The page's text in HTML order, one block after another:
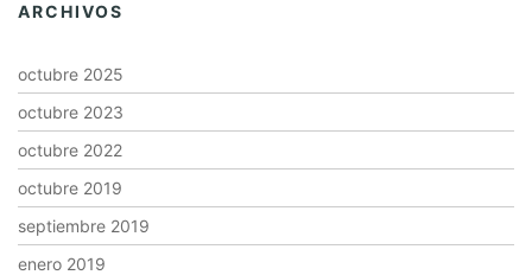
ARCHIVOS
octubre 2025
octubre 2023
octubre 2022
octubre 2019
septiembre 2019
enero 2019